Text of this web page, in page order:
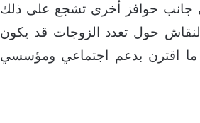
جانب حوافز أخرى تشجع على ذلك
حول تعدد الزوجات قد يكون
ما اقترن بدعم اجتماعي ومؤسسي